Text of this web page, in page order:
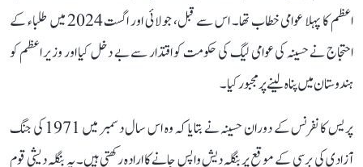
اعظم کا پہلا عوامی خطاب تھا۔ اس سے قبل، جولائی اور اگست 2024 میں طلباء کے
احتجاج نے حسینہ کی عوامی لیگ کی حکومت کو اقتدار سے بے دخل کیا اور وزیر اعظم کو
ہندوستان میں پناہ لینے پر مجبور کیا۔
پریس کانفرنس کے دوران حسینہ نے بتایا کہ وہ اس سال دسمبر میں 1971 کی جنگ
آزادی کی برسی کے موقع پر بنگلہ دیش واپس جانے کا ارادہ رکھتی ہیں۔ یہ بنگلہ دیشی قوم